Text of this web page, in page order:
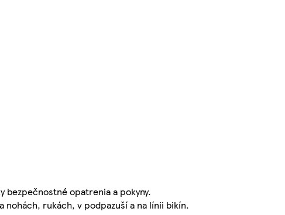
opatrenia a pokyny.
nohách, rukách, v podpazuší a na línii bikín.